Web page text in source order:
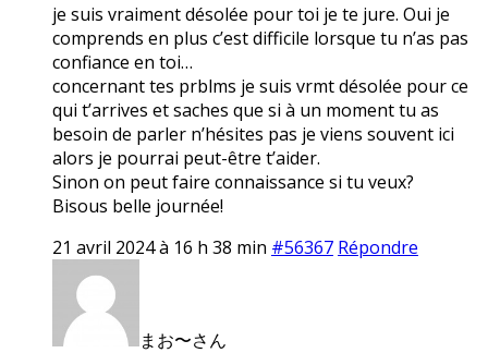
je suis vraiment désolée pour toi je te jure. Oui je
comprends en plus c’est difficile lorsque tu n’as pas
confiance en toi…
concernant tes prblms je suis vrmt désolée pour ce
qui t’arrives et saches que si à un moment tu as
besoin de parler n’hésites pas je viens souvent ici
alors je pourrai peut-être t’aider.
Sinon on peut faire connaissance si tu veux?
Bisous belle journée!
21 avril 2024 à 16 h 38 min #56367 Répondre
まお〜さん